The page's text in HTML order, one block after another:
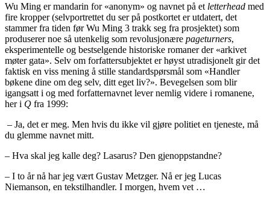
Wu Ming er mandarin for «anonym» og navnet på et letterhead med
fire kropper (selvportrettet du ser på postkortet er utdatert, det
stammer fra tiden før Wu Ming 3 trakk seg fra prosjektet) som
produserer noe så utenkelig som revolusjonære pageturners,
eksperimentelle og bestselgende historiske romaner der «arkivet
møter gata». Selv om forfattersubjektet er høyst utradisjonelt gir det
faktisk en viss mening å stille standardspørsmål som «Handler
bøkene dine om deg selv, ditt eget liv?». Bevegelsen som blir
igangsatt i og med forfatternavnet lever nemlig videre i romanene,
her i Q fra 1999:
– Ja, det er meg. Men hvis du ikke vil gjøre politiet en tjeneste, må
du glemme navnet mitt.
– Hva skal jeg kalle deg? Lasarus? Den gjenoppstandne?
– I to år nå har jeg vært Gustav Metzger. Nå er jeg Lucas
Niemanson, en tekstilhandler. I morgen, hvem vet …